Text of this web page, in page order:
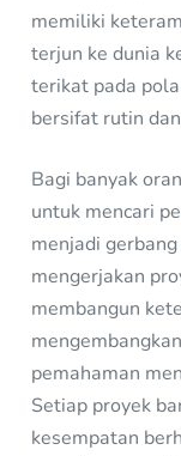
memiliki
terjun ke dunia
terikat pada
bersifat rutin
Bagi banyak
untuk mencari
menjadi
mengerjakan
membangun
pemahaman
Setiap proyek
kesempatan